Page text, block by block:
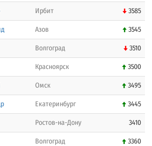
Ирбит 3585
Азов 3545
Волгоград 3510
Красноярск 3500
Омск 3495
Екатеринбург 3445
Ростов-на-Дону 3410
Волгоград 3360